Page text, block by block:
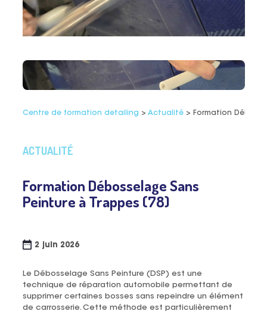
Centre de formation detailing > Actualité> Formation
ACTUALITÉ
Formation Débosselage Sans
Peinture à Trappes (78)
2 juin 2026
Le Débosselage Sans Peinture (DSP) est une
technique de réparation automobile permettant de
supprimer certaines bosses sans repeindre un élément
de carrosserie. Cette méthode est particulièrement